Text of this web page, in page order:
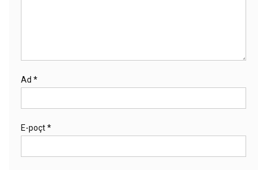
Ad *
E-poçt*